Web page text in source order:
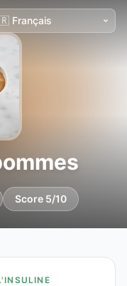
Score 5/10